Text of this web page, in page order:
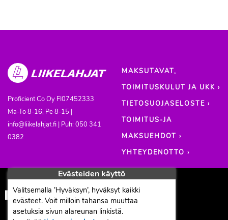
Proficient Co Oy FI07452333
Ma-To 8-16, Pe 8-15 |
info@liikelahjat.fi | Puh: 050 341
0382
MAKSUTAVAT,
TOIMITUSKULUT JA UKK ›
TIETOSUOJASELOSTE ›
TOIMITUS-JA
MAKSUEHDOT ›
YHTEYDENOTTO ›
Evästeiden käyttö
Valitsemalla ’Hyväksyn’, hyväksyt kaikki
evästeet. Voit milloin tahansa muuttaa
asetuksia sivun alareunan linkistä.